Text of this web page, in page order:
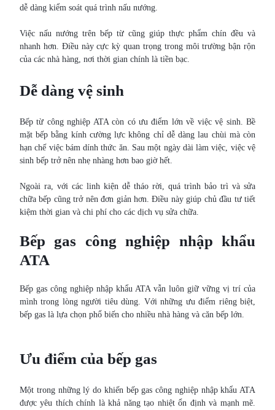
dễ dàng kiểm soát quá trình nấu nướng.
Việc nấu nướng trên bếp từ cũng giúp thực phẩm chín đều và
nhanh hơn. Điều này cực kỳ quan trọng trong môi trường bận rộn
của các nhà hàng, nơi thời gian chính là tiền bạc.
Dễ dàng vệ sinh
Bếp từ công nghiệp ATA còn có ưu điểm lớn về việc vệ sinh. Bề
mặt bếp bằng kính cường lực không chỉ dễ dàng lau chùi mà còn
hạn chế việc bám dính thức ăn. Sau một ngày dài làm việc, việc vệ
sinh bếp trở nên nhẹ nhàng hơn bao giờ hết.
Ngoài ra, với các linh kiện dễ tháo rời, quá trình bảo trì và sửa
chữa bếp cũng trở nên đơn giản hơn. Điều này giúp chủ đầu tư tiết
kiệm thời gian và chi phí cho các dịch vụ sửa chữa.
Bếp gas công nghiệp nhập khẩu
ATA
Bếp gas công nghiệp nhập khẩu ATA vẫn luôn giữ vững vị trí của
mình trong lòng người tiêu dùng. Với những ưu điểm riêng biệt,
bếp gas là lựa chọn phổ biến cho nhiều nhà hàng và căn bếp lớn.
Ưu điểm của bếp gas
Một trong những lý do khiến bếp gas công nghiệp nhập khẩu ATA
được yêu thích chính là khả năng tạo nhiệt ổn định và mạnh mẽ.